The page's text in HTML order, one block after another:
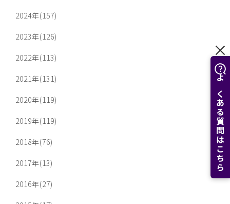
よくある質問はこちら
2024年(157)
2023年(126)
2022年(113)
2021年(131)
2020年(119)
2019年(119)
2018年(76)
2017年(13)
2016年(27)